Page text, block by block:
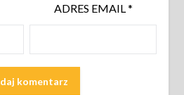
ADRES EMAIL *